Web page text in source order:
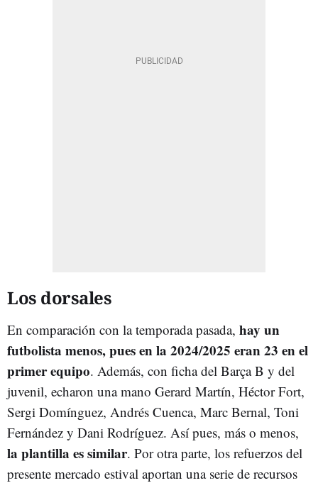
Los dorsales
En comparación con la temporada pasada, hay un
futbolista menos, pues en la 2024/2025 eran 23 en el
primer equipo. Además, con ficha del Barça B y del
juvenil, echaron una mano Gerard Martín, Héctor Fort,
Sergi Domínguez, Andrés Cuenca, Marc Bernal, Toni
Fernández y Dani Rodríguez. Así pues, más o menos,
la plantilla es similar. Por otra parte, los refuerzos del
presente mercado estival aportan una serie de recursos